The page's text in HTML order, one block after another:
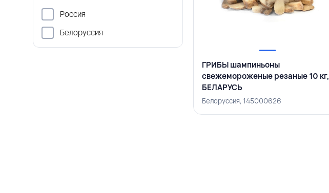
Россия
Белоруссия
ГРИБЫ шампиньоны
свежемороженые резаные 10 кг,
БЕЛАРУСЬ
Белоруссия, 145000626